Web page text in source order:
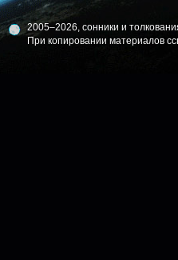
2005–2026, сонники и
При копировании материалов